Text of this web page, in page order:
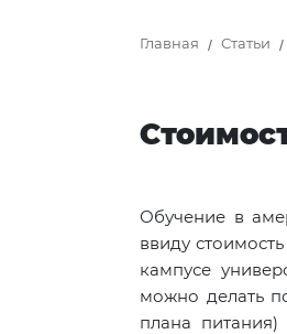
Главная Статьи
Обучение в
ввиду
кампусе
можно делать
плана